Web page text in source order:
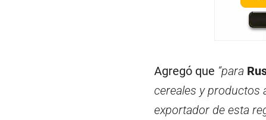
Agregó que “para
cereales y productos
exportador de esta